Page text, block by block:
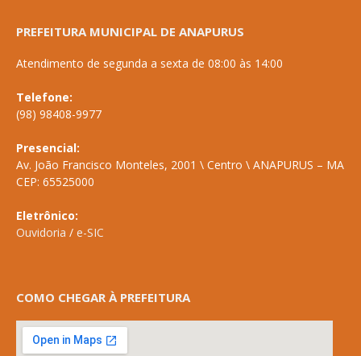
PREFEITURA MUNICIPAL DE ANAPURUS
Atendimento de segunda a sexta de 08:00 às 14:00
Telefone:
(98) 98408-9977
Presencial:
Av. João Francisco Monteles, 2001 \ Centro \ ANAPURUS – MA
CEP: 65525000
Eletrônico:
Ouvidoria / e-SIC
COMO CHEGAR À PREFEITURA